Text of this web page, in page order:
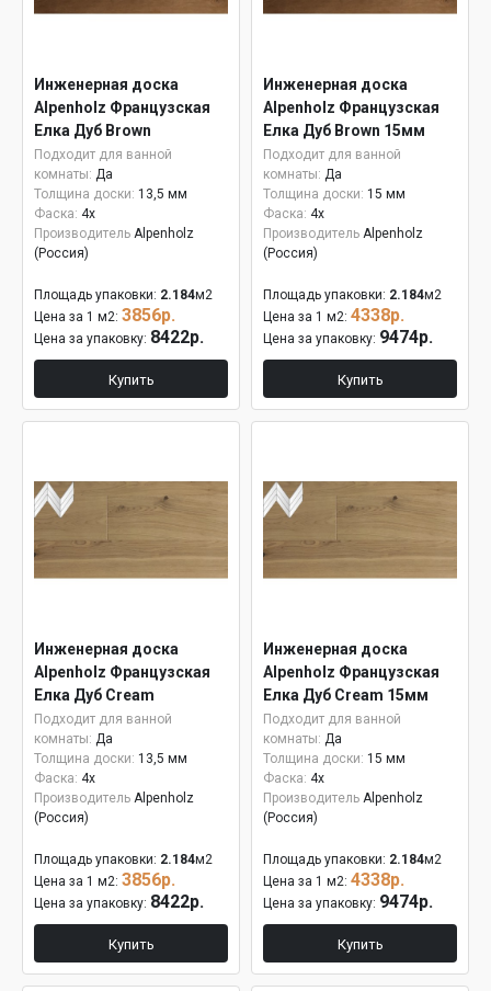
Инженерная доска
Alpenholz Французская
Елка Дуб Brown
Подходит для ванной
комнаты: Да
Толщина доски: 13,5 мм
Фаска: 4x
Производитель Alpenholz
(Россия)
Площадь упаковки: 2.184м2
Цена за 1 м2: 3856р.
Цена за упаковку: 8422р.
Купить
Инженерная доска
Alpenholz Французская
Елка Дуб Brown 15мм
Подходит для ванной
комнаты: Да
Толщина доски: 15 мм
Фаска: 4x
Производитель Alpenholz
(Россия)
Площадь упаковки: 2.184м2
Цена за 1 м2: 4338р.
Цена за упаковку: 9474р.
Купить
Инженерная доска
Alpenholz Французская
Елка Дуб Cream
Подходит для ванной
комнаты: Да
Толщина доски: 13,5 мм
Фаска: 4x
Производитель Alpenholz
(Россия)
Площадь упаковки: 2.184м2
Цена за 1 м2: 3856р.
Цена за упаковку: 8422р.
Купить
Инженерная доска
Alpenholz Французская
Елка Дуб Cream 15мм
Подходит для ванной
комнаты: Да
Толщина доски: 15 мм
Фаска: 4x
Производитель Alpenholz
(Россия)
Площадь упаковки: 2.184м2
Цена за 1 м2: 4338р.
Цена за упаковку: 9474р.
Купить